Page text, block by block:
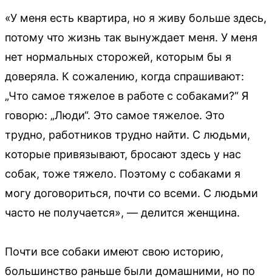
«У меня есть квартира, но я живу больше здесь,
потому что жизнь так вынуждает меня. У меня
нет нормальных сторожей, которым бы я
доверяла. К сожалению, когда спрашивают:
„Что самое тяжелое в работе с собаками?“ Я
говорю: „Люди“. Это самое тяжелое. Это
трудно, работников трудно найти. С людьми,
которые привязывают, бросают здесь у нас
собак, тоже тяжело. Поэтому с собаками я
могу договориться, почти со всеми. С людьми
часто не получается», — делится женщина.
Почти все собаки имеют свою историю,
большинство раньше были домашними, но по